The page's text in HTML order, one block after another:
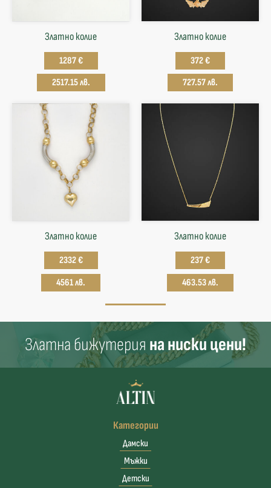
Златно колие
1287 €
2517.15 лв.
Златнo колие
372 €
727.57 лв.
Златно колие
2332 €
4561 лв.
Златнo колие
237 €
463.53 лв.
Златна бижутерия на ниски цени!
Категории
Дамски
Мъжки
Детски